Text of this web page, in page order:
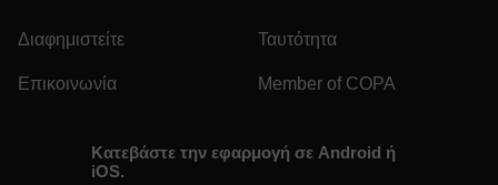
Διαφημιστείτε Ταυτότητα
Επικοινωνία Member of COPA
Κατεβάστε την εφαρμογή σε Android ή
iOS.